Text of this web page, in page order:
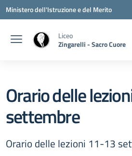
Vai ai contenuti
Vai al menu di navigazione
Vai al footer
Ministero dell'Istruzione e del Merito
Liceo
Zingarelli - Sacro Cuore
Orario delle
settembre
Orario delle lezioni 11-13